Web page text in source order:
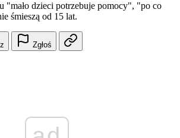
"mało dzieci potrzebuje pomocy", "po co
śmieszą od 15 lat.
Zgłoś